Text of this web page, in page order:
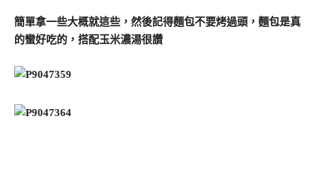
簡單拿一些大概就這些，然後記得麵包不要烤過頭，麵包是真
的蠻好吃的，搭配玉米濃湯很讚